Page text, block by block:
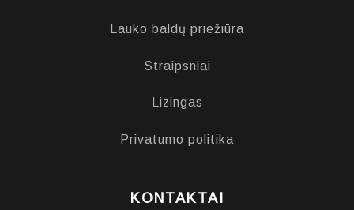
Lauko baldų priežiūra
Straipsniai
Lizingas
Privatumo politika
KONTAKTAI